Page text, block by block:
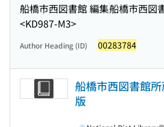
船橋市西図書館 編集船橋市西図
<KD987-M3>
Author Heading (ID) 00283784
船橋市西図書館
版